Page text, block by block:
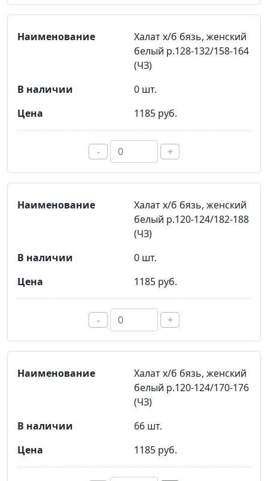
Халат х/б бязь, женский
белый р.128-132/158-164
(ЧЗ)
0 шт.
1185 руб.
- +
Халат х/б бязь, женский
белый р.120-124/182-188
(ЧЗ)
0 шт.
1185 руб.
- +
Халат х/б бязь, женский
белый р.120-124/170-176
(ЧЗ)
66 шт.
1185 руб.